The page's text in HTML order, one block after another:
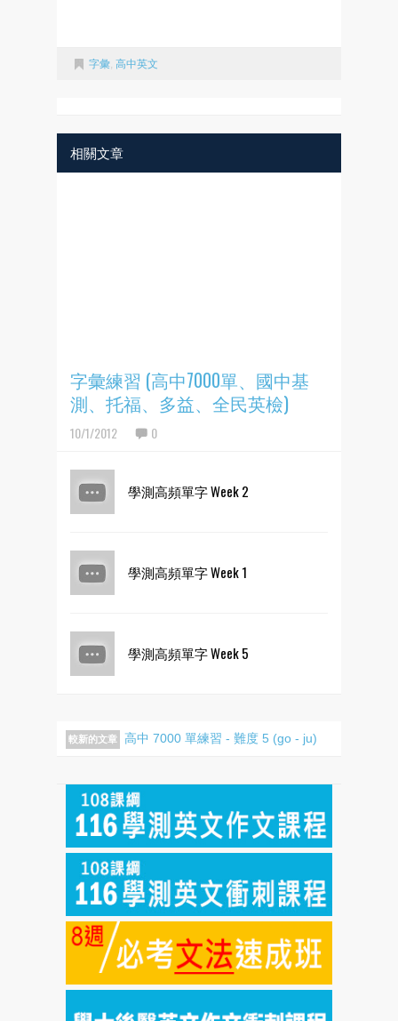
字彙 高中英文
相關文章
字彙練習 (高中7000單、國中基
測、托福、多益、全民英檢)
10/1/2012 0
學測高頻單字 Week 2
學測高頻單字 Week 1
學測高頻單字 Week 5
較新的文章 高中 7000 單練習 - 難度 5 (go - ju)